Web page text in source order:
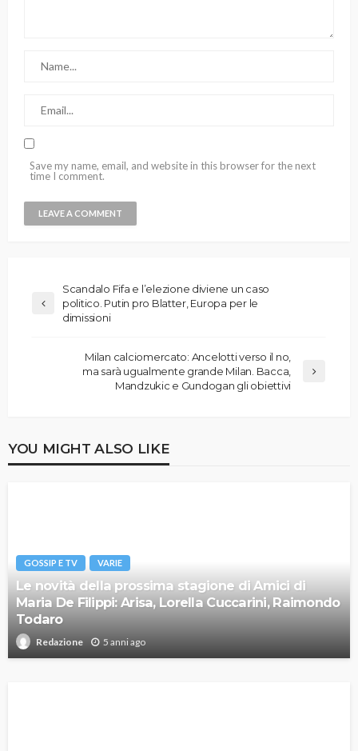
Save my name, email, and website in this browser for the next
time I comment.
Scandalo Fifa e l’elezione diviene un caso
politico. Putin pro Blatter, Europa per le
dimissioni
Milan calciomercato: Ancelotti verso il no,
ma sarà ugualmente grande Milan. Bacca,
Mandzukic e Gundogan gli obiettivi
YOU MIGHT ALSO LIKE
GOSSIP E TV VARIE
Le novità della prossima stagione di Amici di
Maria De Filippi: Arisa, Lorella Cuccarini, Raimondo
Todaro
Redazione 5 anni ago